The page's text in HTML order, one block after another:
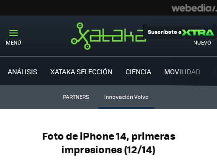
MENÚ NUEVO
Suscríbete a
ANÁLISIS XATAKA SELECCIÓN CIENCIA MOVILIDAD
PARTNERS Innovación Volvo
Foto de iPhone 14, primeras
impresiones (12/14)